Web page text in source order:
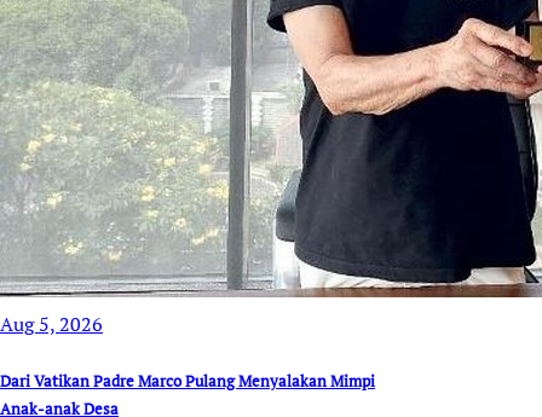
Aug 5, 2026
Dari Vatikan Padre Marco Pulang Menyalakan Mimpi
Anak-anak Desa